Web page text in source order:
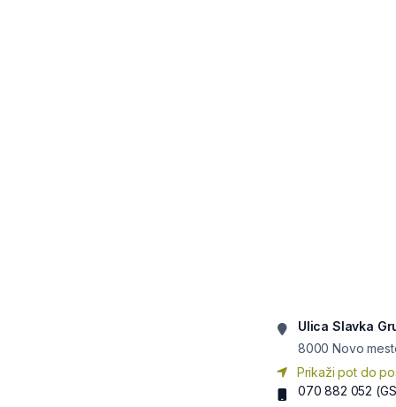
Ulica Slavka
8000 Novo
Prikaži pot do
070 882 052